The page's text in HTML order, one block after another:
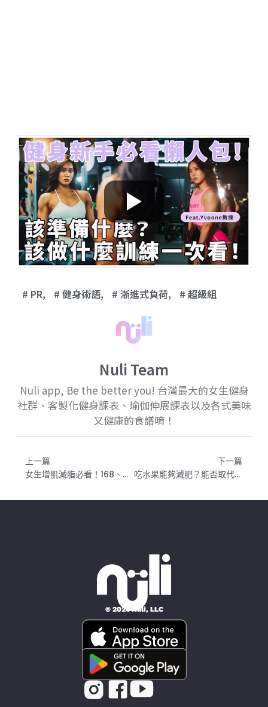
PR, 健身術語, 漸進式負荷, 超級組
Nuli Team
Nuli app, Be the better you! 台灣最大的女生健身
社群、客製化健身課表、瑜伽伸展課表以及各式美味
又健康的食譜唷！
上一篇
女生增肌減脂必看！168、間歇性斷食對月經的影響？孕婦或哺乳中的媽媽適合嗎？
下一篇
吃水果能夠減肥？能否取代蔬菜？小心吃進太多醣！｜新手健身飲食
© 2026 Nüli, LLC